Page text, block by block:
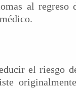
al regreso
el riesgo